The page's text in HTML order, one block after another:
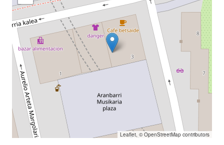
Leaflet, ©OpenStreetMap contributors